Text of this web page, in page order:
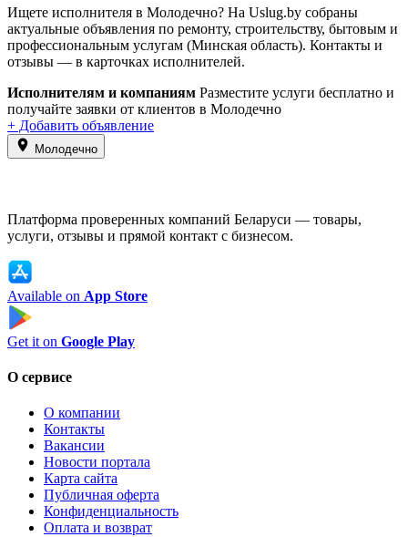
Ищете исполнителя в Молодечно? На Uslug.by собраны
актуальные объявления по ремонту, строительству, бытовым и
профессиональным услугам (Минская область). Контакты и
отзывы — в карточках исполнителей.
Исполнителям и компаниям Разместите услуги бесплатно и
получайте заявки от клиентов в Молодечно
+ Добавить объявление
Молодечно
Платформа проверенных компаний Беларуси — товары,
услуги, отзывы и прямой контакт с бизнесом.
Available on App Store
Get it on Google Play
О сервисе
О компании
Контакты
Вакансии
Новости портала
Карта сайта
Публичная оферта
Конфиденциальность
Оплата и возврат